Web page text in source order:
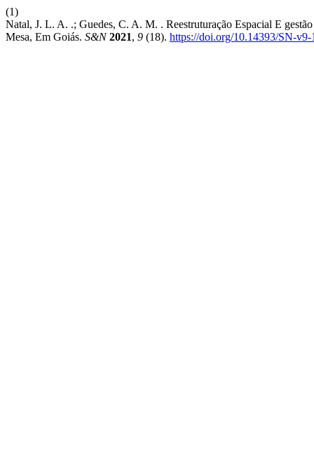
(1)
Natal, J. L. A. .; Guedes, C. A. M. . Reestruturação Espacial E
Mesa, Em Goiás. S&N 2021, 9 (18). https://doi.org/10.14393/SN-v9-